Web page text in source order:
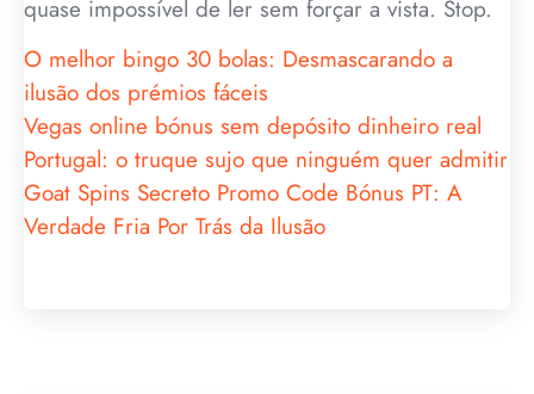
quase impossível de ler sem forçar a vista. Stop.
O melhor bingo 30 bolas: Desmascarando a
ilusão dos prémios fáceis
Vegas online bónus sem depósito dinheiro real
Portugal: o truque sujo que ninguém quer admitir
Goat Spins Secreto Promo Code Bónus PT: A
Verdade Fria Por Trás da Ilusão